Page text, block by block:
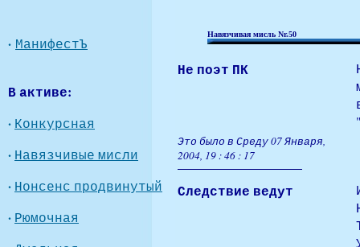
· МанифестЪ
В активе:
· Конкурсная
· Навязчивые мисли
· Нонсенс продвинутый
· Рюмочная
Навязчивая мисль Nr.50
Не поэт ПК
Это было в Среду 07 Января,
2004, 19 : 46 : 17
Следствие ведут